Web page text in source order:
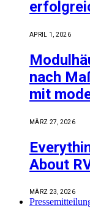
APRIL 1, 2026
nach
mit
MÄRZ 27, 2026
About
MÄRZ 23, 2026